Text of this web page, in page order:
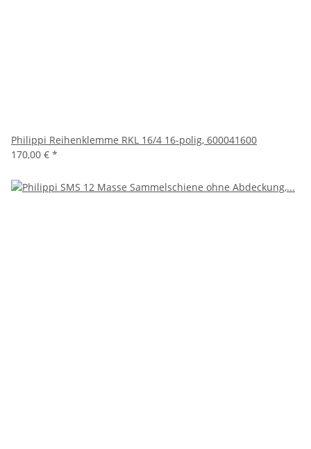
Philippi Reihenklemme RKL 16/4 16-polig, 600041600
170,00 € *